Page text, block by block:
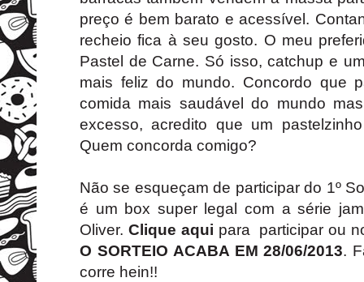
preço é bem barato e acessível.
recheio fica à seu gosto. O meu
Pastel de Carne. Só isso, catchup e
mais feliz do mundo. Concordo que
comida mais saudável do mundo
excesso, acredito que um
Quem concorda comigo?
Não se esqueçam de participar do 1º
é um box super legal com a série
Oliver. Clique aqui para participar ou
O SORTEIO ACABA EM 28/06/2013.
corre hein!!